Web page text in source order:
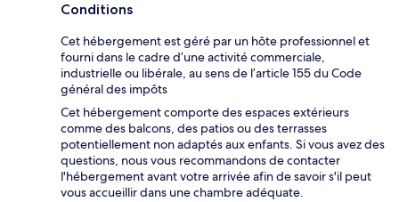
Conditions
Cet hébergement est géré par un hôte professionnel et
fourni dans le cadre d’une activité commerciale,
industrielle ou libérale, au sens de l’article 155 du Code
général des impôts
Cet hébergement comporte des espaces extérieurs
comme des balcons, des patios ou des terrasses
potentiellement non adaptés aux enfants. Si vous avez des
questions, nous vous recommandons de contacter
l'hébergement avant votre arrivée afin de savoir s'il peut
vous accueillir dans une chambre adéquate.